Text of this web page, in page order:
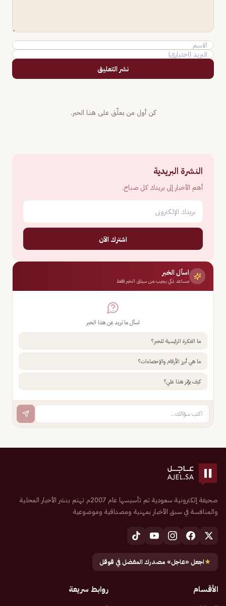
نشر التعليق
كن أول من يعلّق على هذا الخبر.
النشرة البريدية
أهم الأخبار إلى بريدك كل صباح.
اشترك الآن
اسأل الخبر
مساعد ذكي يجيب من سياق الخبر فقط
اسأل ما تريد عن هذا الخبر
ما الفكرة الرئيسية للخبر؟
ما هي أبرز الأرقام والإحصاءات؟
كيف يؤثر هذا علي؟
صحيفة إلكترونية سعودية تم تأسيسها عام 2007م تهتم بنشر الأخبار المحلية
والمنافسة في سبق الأخبار بمهنية ومصداقية وموضوعية
★اجعل «عاجل» مصدرك المفضل في قوقل
الأقسام روابط سريعة